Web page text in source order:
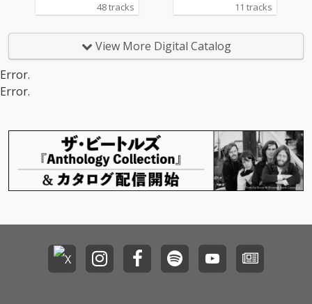
48 tracks 11 tracks
View More Digital Catalog
Error.
Error.